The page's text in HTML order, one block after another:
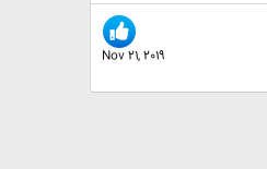
Nov 21, 2019